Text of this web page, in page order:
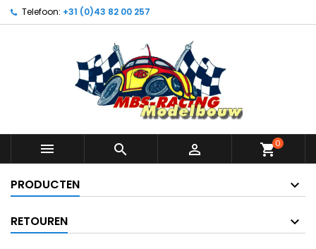
Telefoon: +31 (0)43 82 00 257
   shopping_cart0
PRODUCTEN
RETOUREN